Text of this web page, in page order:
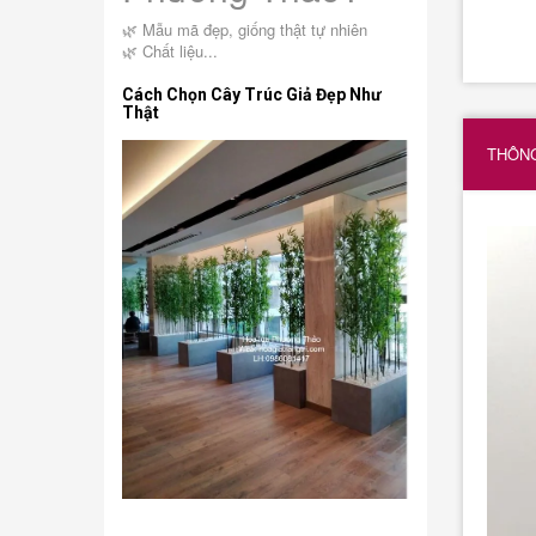
🌿 Mẫu mã đẹp, giống thật tự nhiên
🌿 Chất liệu...
Cách Chọn Cây Trúc Giả Đẹp Như
Thật